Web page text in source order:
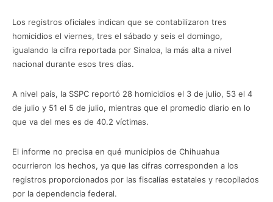
Los registros oficiales indican que se contabilizaron tres
homicidios el viernes, tres el sábado y seis el domingo,
igualando la cifra reportada por Sinaloa, la más alta a nivel
nacional durante esos tres días.
A nivel país, la SSPC reportó 28 homicidios el 3 de julio, 53 el 4
de julio y 51 el 5 de julio, mientras que el promedio diario en lo
que va del mes es de 40.2 víctimas.
El informe no precisa en qué municipios de Chihuahua
ocurrieron los hechos, ya que las cifras corresponden a los
registros proporcionados por las fiscalías estatales y recopilados
por la dependencia federal.